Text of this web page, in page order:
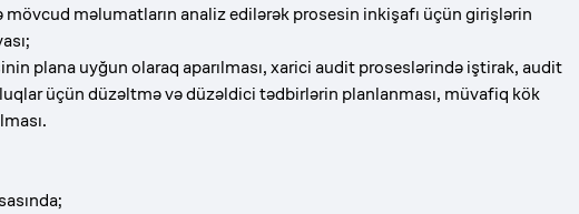
mövcud məlumatların analiz edilərək prosesin inkişafı üçün girişlərin
plana uyğun olaraq aparılması, xarici audit proseslərində iştirak, audit
üçün düzəltmə və düzəldici tədbirlərin planlanması, müvafiq kök